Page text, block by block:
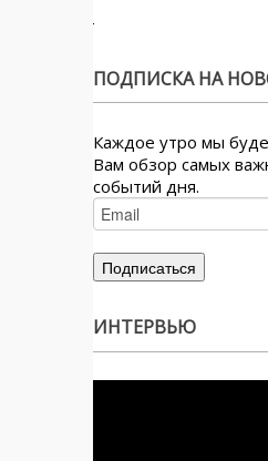
ПОДПИСКА НА
Каждое утро мы
Вам обзор самых
событий дня.
ИНТЕРВЬЮ